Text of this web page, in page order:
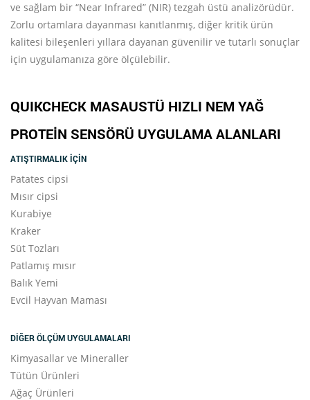
ve sağlam bir “Near Infrared” (NIR) tezgah üstü analizörüdür.
Zorlu ortamlara dayanması kanıtlanmış, diğer kritik ürün
kalitesi bileşenleri yıllara dayanan güvenilir ve tutarlı sonuçlar
için uygulamanıza göre ölçülebilir.
QUIKCHECK MASAUSTÜ HIZLI NEM YAĞ
PROTEIN SENSÖRÜ UYGULAMA ALANLARI
ATIŞTIRMALIK İÇIN
Patates cipsi
Mısır cipsi
Kurabiye
Kraker
Süt Tozları
Patlamış mısır
Balık Yemi
Evcil Hayvan Maması
DIĞER ÖLÇÜM UYGULAMALARI
Kimyasallar ve Mineraller
Tütün Ürünleri
Ağaç Ürünleri